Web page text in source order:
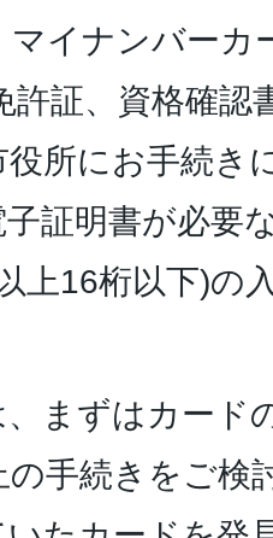
イナンバーカ
許証、資格確認
役所にお手続き
証明書が必要
上16桁以下)の
まずはカード
手続きをご検